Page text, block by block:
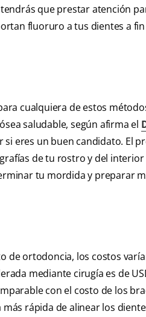
que prestar atención
fluoruro a tus dientes a
cualquiera de estos
saludable, según afirma el
eres un buen candidato. El
de tu rostro y del
tu mordida y preparar
de ortodoncia, los costos
mediante cirugía es de
con el costo de los
más rápida de alinear los